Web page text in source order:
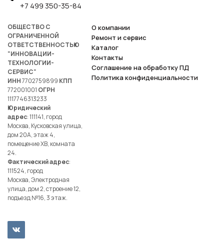
+7 499 350-35-84
ОБЩЕСТВО С
ОГРАНИЧЕННОЙ
ОТВЕТСТВЕННОСТЬЮ
"ИННОВАЦИИ-
ТЕХНОЛОГИИ-
СЕРВИС"
ИНН7702759899 КПП
772001001 ОГРН
1117746313233
Юридический
адрес: 111141, город
Москва, Кусковская улица,
дом 20А, этаж 4,
помещение ХВ, комната
24.
Фактический адрес:
111524, город
Москва, Электродная
улица, дом 2, строение 12,
подъезд №16, 3 этаж.
О компании
Ремонт и сервис
Каталог
Контакты
Соглашение на обработку ПД
Политика конфиденциальности